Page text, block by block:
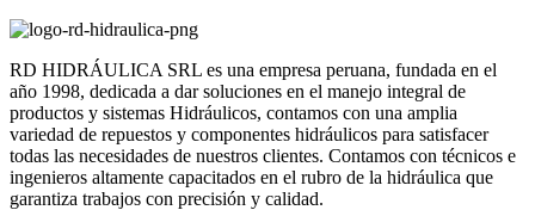
RD HIDRÁULICA SRL es una empresa peruana, fundada en el
año 1998, dedicada a dar soluciones en el manejo integral de
productos y sistemas Hidráulicos, contamos con una amplia
variedad de repuestos y componentes hidráulicos para satisfacer
todas las necesidades de nuestros clientes. Contamos con técnicos e
ingenieros altamente capacitados en el rubro de la hidráulica que
garantiza trabajos con precisión y calidad.